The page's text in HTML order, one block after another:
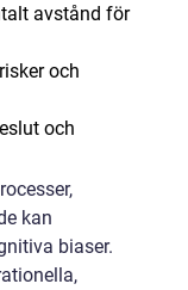
avstånd för
och
och
kan
biaser.